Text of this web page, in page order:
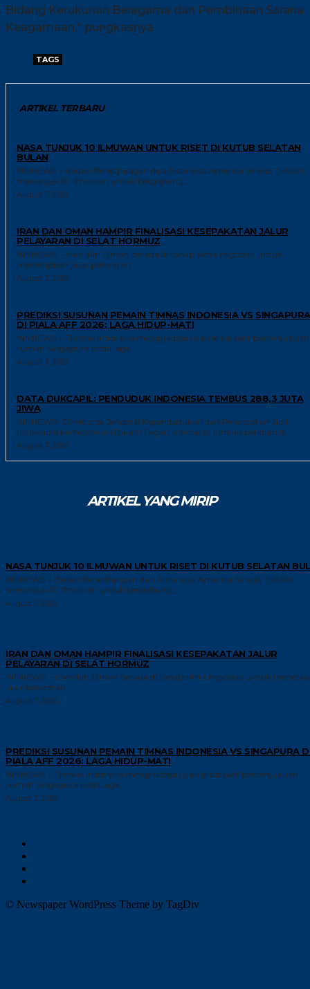
Bidang Kerukunan Beragama dan Pembinaan Sarana
Keagamaan,” pungkasnya.
TAGS
ARTIKEL TERBARU
NASA TUNJUK 10 ILMUWAN UNTUK RISET DI KUTUB SELATAN
BULAN
INNNEWS – Badan Penerbangan dan Antariksa Amerika Serikat (NASA)
menunjuk 10 ilmuwan untuk bergabung...
August 7, 2026
IRAN DAN OMAN HAMPIR FINALISASI KESEPAKATAN JALUR
PELAYARAN DI SELAT HORMUZ
INNNEWS – Iran dan Oman berada di tahap akhir negosiasi untuk
menetapkan jalur pelayaran...
August 7, 2026
PREDIKSI SUSUNAN PEMAIN TIMNAS INDONESIA VS SINGAPURA
DI PIALA AFF 2026: LAGA HIDUP-MATI
INNNEWS – Timnas Indonesia menghadapi ujian kritis saat bertemu tuan
rumah Singapura pada laga...
August 7, 2026
DATA DUKCAPIL: PENDUDUK INDONESIA TEMBUS 288,3 JUTA
JIWA
INNNEWS– Direktorat Jenderal Kependudukan dan Pencatatan Sipil
(Dukcapil) Kementerian Dalam Negeri mencatat jumlah penduduk...
August 7, 2026
ARTIKEL YANG MIRIP
NASA TUNJUK 10 ILMUWAN UNTUK RISET DI KUTUB SELATAN
INNNEWS – Badan Penerbangan dan Antariksa Amerika Serikat (NASA)
menunjuk 10 ilmuwan untuk bergabung...
August 7, 2026
IRAN DAN OMAN HAMPIR FINALISASI KESEPAKATAN JALUR
PELAYARAN DI SELAT HORMUZ
INNNEWS – Iran dan Oman berada di tahap akhir negosiasi untuk
jalur pelayaran...
August 7, 2026
PREDIKSI SUSUNAN PEMAIN TIMNAS INDONESIA VS SINGAPURA
PIALA AFF 2026: LAGA HIDUP-MATI
INNNEWS – Timnas Indonesia menghadapi ujian kritis saat bertemu tuan
rumah Singapura pada laga...
August 7, 2026
© Newspaper WordPress Theme by TagDiv